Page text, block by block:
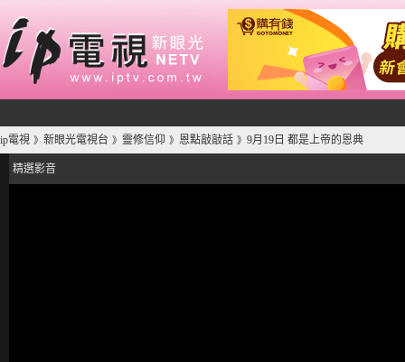
ip電視 》 新眼光電視台 》 靈修信仰 》 恩點敲敲話 》 9月19日 都是上帝的恩典
精選影音